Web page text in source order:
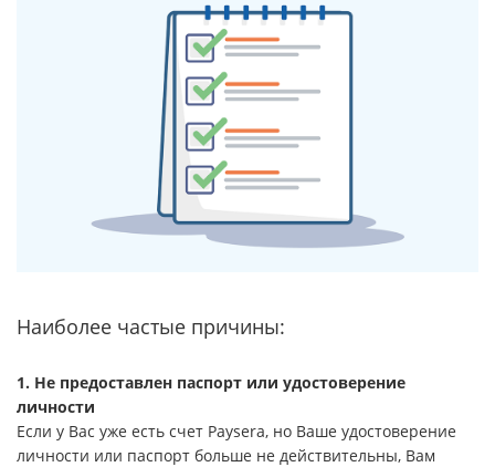
Наиболее частые причины:
1. Не предоставлен паспорт или удостоверение
личности
Если у Вас уже есть счет Paysera, но Ваше удостоверение
личности или паспорт больше не действительны, Вам